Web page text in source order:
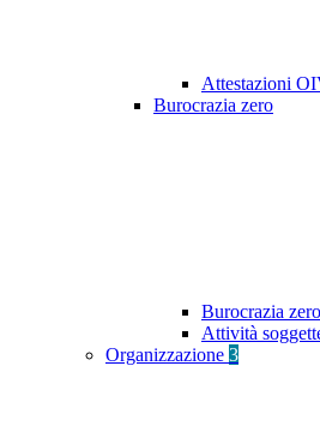
Attestazioni
Burocrazia zero
Burocrazia zero
Attività
Organizzazione 3